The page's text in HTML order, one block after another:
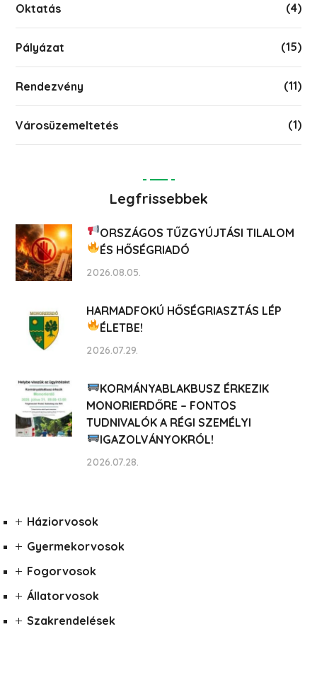
Oktatás (4)
Pályázat (15)
Rendezvény (11)
Városüzemeltetés (1)
Legfrissebbek
ORSZÁGOS TŰZGYÚJTÁSI TILALOM
ÉS HŐSÉGRIADÓ
2026.08.05.
HARMADFOKÚ HŐSÉGRIASZTÁS LÉP
ÉLETBE!
2026.07.29.
KORMÁNYABLAKBUSZ ÉRKEZIK
MONORIERDŐRE – FONTOS
TUDNIVALÓK A RÉGI SZEMÉLYI
IGAZOLVÁNYOKRÓL!
2026.07.28.
Háziorvosok
Gyermekorvosok
Fogorvosok
Állatorvosok
Szakrendelések